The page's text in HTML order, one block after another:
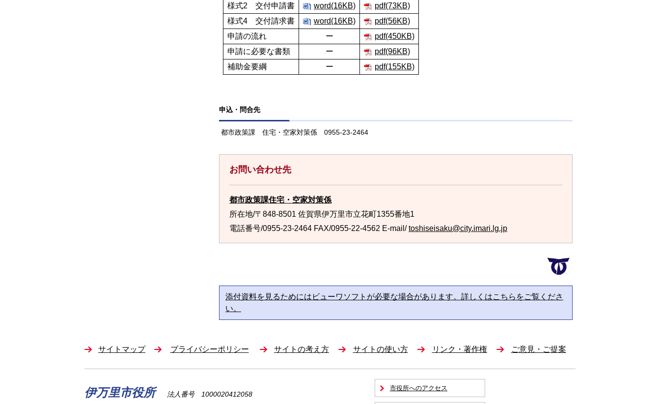
様式2 交付申請書
word(16KB)
pdf(73KB)
様式4 交付請求書
word(16KB)
pdf(56KB)
申請の流れ
ー
pdf(450KB)
申請に必要な書類
ー
pdf(96KB)
補助金要綱
ー pdf(155KB)
申込・問合先
都市政策課 住宅・空家対策係 0955-23-2464
お問い合わせ先
都市政策課住宅・空家対策係
所在地/〒848-8501 佐賀県伊万里市立花町1355番地1
電話番号/0955-23-2464 FAX/0955-22-4562 E-mail/toshiseisaku@city.imari.lg.jp
添付資料を見るためにはビューワソフトが必要な場合があります。詳しくはこちらをご覧くださ
い。
サイトマップ プライバシーポリシー サイトの考え方 サイトの使い方 リンク・著作権 ご意見・ご提案
伊万里市役所 法人番号 1000020412058
市役所へのアクセス